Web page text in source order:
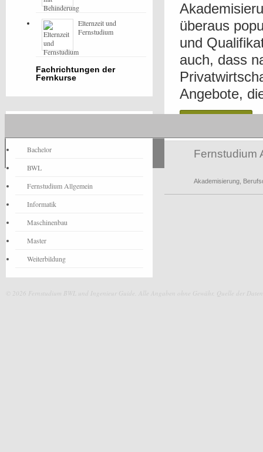
überaus
und
auch, dass
Angebote,
Fernstudium
Akademisierung
Elternzeit und
Fernstudium
Fachrichtungen der
Fernkurse
Bachelor
BWL
Fernstudium Allgemein
Informatik
Maschinenbau
Master
Weiterbildung
© 2026 Fernstudium BWL und Ingenieur Guide. Alle Angaben ohne Gewähr. Quelle der